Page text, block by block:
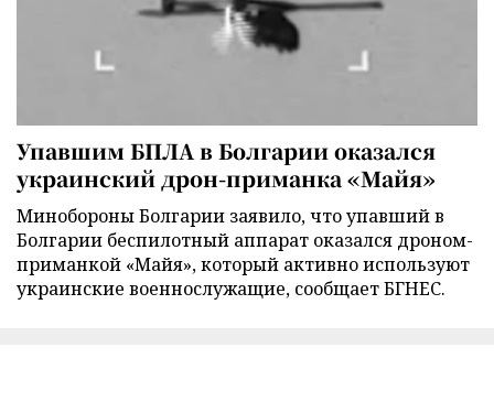
Упавшим БПЛА в Болгарии оказался
украинский дрон-приманка «Майя»
Минобороны Болгарии заявило, что упавший в
Болгарии беспилотный аппарат оказался дроном-
приманкой «Майя», который активно используют
украинские военнослужащие, сообщает БГНЕС.